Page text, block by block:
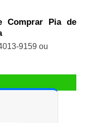
Comprar Pia de
9159 ou